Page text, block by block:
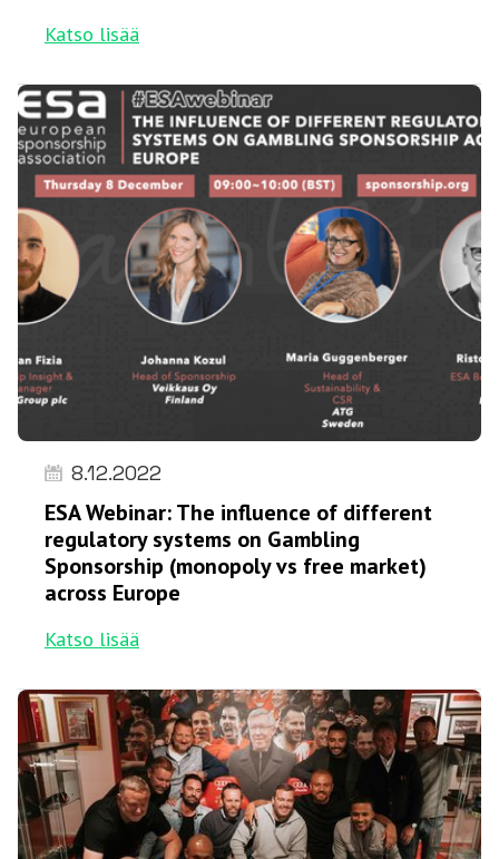
Katso lisää
8.12.2022
ESA Webinar: The influence of different
regulatory systems on Gambling
Sponsorship (monopoly vs free market)
across Europe
Katso lisää